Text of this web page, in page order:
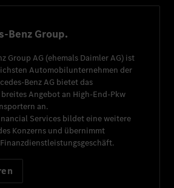
Benz Group.
Group AG (ehemals Daimler AG) ist
Automobilunternehmen der
Benz AG bietet das
Angebot an High-End-Pkw
an.
Services bildet eine weitere
Konzerns und übernimmt